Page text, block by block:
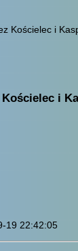
Kościelec i
i
19 22:42:05